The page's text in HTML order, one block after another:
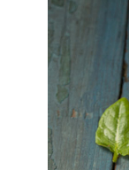
ЗДОРОВЬЕ